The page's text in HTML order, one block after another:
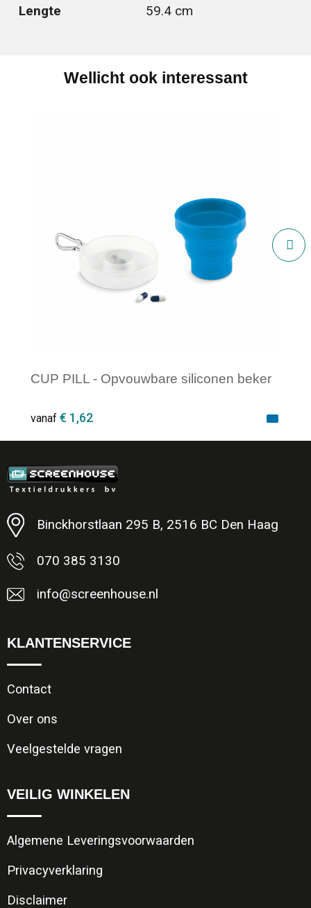
Lengte 59.4 cm
Wellicht ook interessant
CUP PILL - Opvouwbare siliconen beker
vanaf € 1,62
Minimale afname: 1
Binckhorstlaan 295 B, 2516 BC Den Haag
070 385 3130
info@screenhouse.nl
KLANTENSERVICE
Contact
Over ons
Veelgestelde vragen
VEILIG WINKELEN
Algemene Leveringsvoorwaarden
Privacyverklaring
Disclaimer